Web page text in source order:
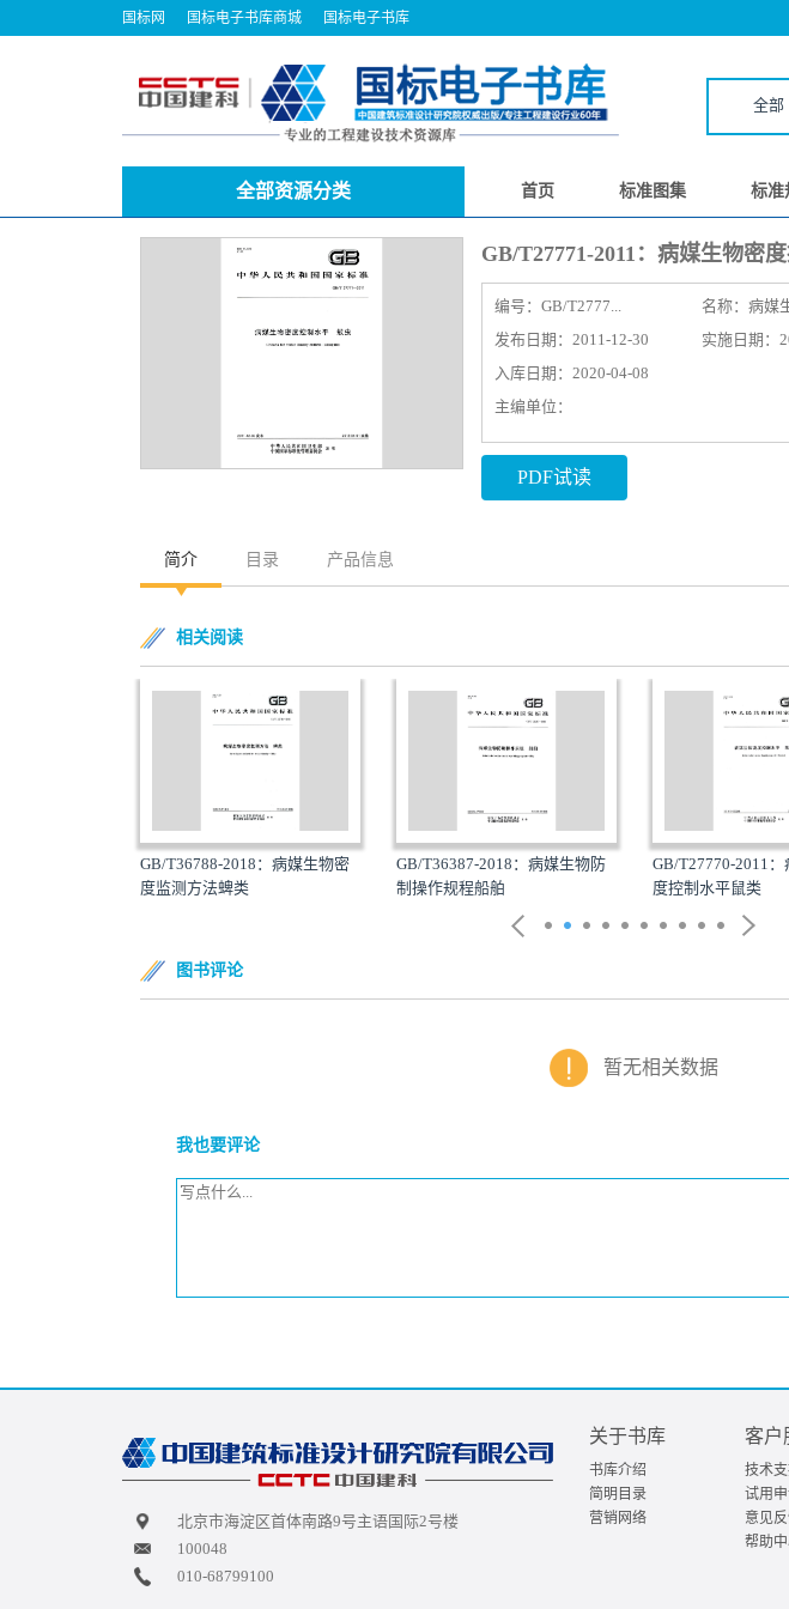
国标网 国标电子书库商城 国标电子书库
全部
全部资源分类 首页 标准图集 标准
GB/T27771-2011：病媒生物密
编号： GB/T2777... 名称： 病媒
发布日期：2011-12-30
实施日期：
入库日期：2020-04-08
主编单位：
PDF试读
简介 目录 产品信息
相关阅读
GB/T36788-2018：病媒生物密
度监测方法蜱类
GB/T36387-2018：病媒生物防
制操作规程船舶
GB/T27770-2011
度控制水平鼠类
图书评论
暂无相关数据
我也要评论
北京市海淀区首体南路9号主语国际2号楼
100048
010-68799100
关于书库
书库介绍
简明目录
营销网络
客户
技术
试用
意见
帮助